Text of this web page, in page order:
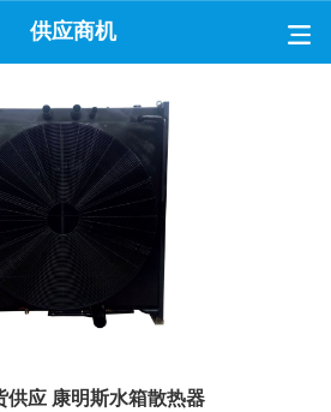
供应商机
供应 康明斯水箱散热器